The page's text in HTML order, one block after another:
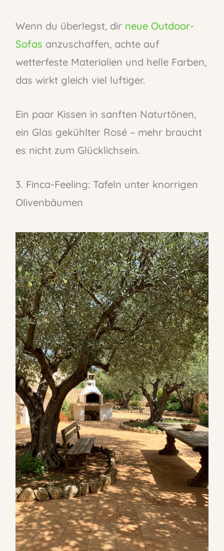
Wenn du überlegst, dir neue Outdoor-
Sofas anzuschaffen, achte auf
wetterfeste Materialien und helle Farben,
das wirkt gleich viel luftiger.
Ein paar Kissen in sanften Naturtönen,
ein Glas gekühlter Rosé – mehr braucht
es nicht zum Glücklichsein.
3. Finca-Feeling: Tafeln unter knorrigen
Olivenbäumen